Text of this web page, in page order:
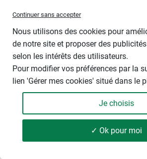
175 produits
180 capsules
A partir de
11,90 € 49,99
Continuer sans accepter
Nous utilisons des cookies pour
de notre site et proposer des
selon les intérêts des utilisateurs.
Pour modifier vos préférences par la
lien 'Gérer mes cookies' situé dans le
Je choisis
✓ Ok pour moi